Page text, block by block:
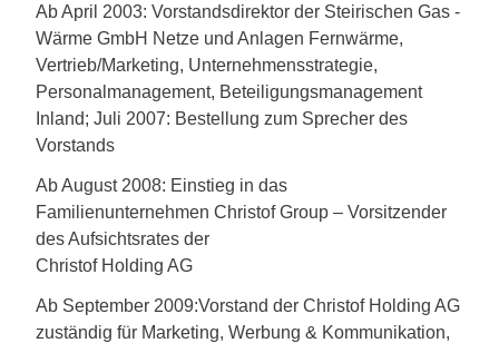
Ab April 2003: Vorstandsdirektor der Steirischen Gas -
Wärme GmbH Netze und Anlagen Fernwärme,
Vertrieb/Marketing, Unternehmensstrategie,
Personalmanagement, Beteiligungsmanagement
Inland; Juli 2007: Bestellung zum Sprecher des
Vorstands
Ab August 2008: Einstieg in das
Familienunternehmen Christof Group – Vorsitzender
des Aufsichtsrates der
Christof Holding AG
Ab September 2009:Vorstand der Christof Holding AG
zuständig für Marketing, Werbung & Kommunikation,